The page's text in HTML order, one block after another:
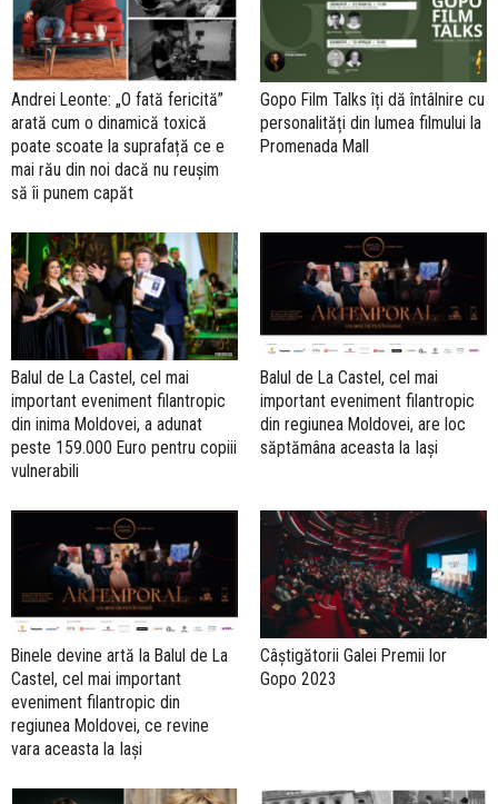
Andrei Leonte: „O fată fericită”
arată cum o dinamică toxică
poate scoate la suprafață ce e
mai rău din noi dacă nu reușim
să îi punem capăt
Gopo Film Talks îți dă întâlnire cu
personalități din lumea filmului la
Promenada Mall
Balul de La Castel, cel mai
important eveniment filantropic
din inima Moldovei, a adunat
peste 159.000 Euro pentru copiii
vulnerabili
Balul de La Castel, cel mai
important eveniment filantropic
din regiunea Moldovei, are loc
săptămâna aceasta la Iași
Binele devine artă la Balul de La
Castel, cel mai important
eveniment filantropic din
regiunea Moldovei, ce revine
vara aceasta la Iași
Câștigătorii Galei Premii lor
Gopo 2023